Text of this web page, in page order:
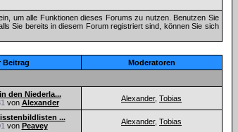
um alle Funktionen dieses Forums zu nutzen. Benutzen Sie
Sie bereits in diesem Forum registriert sind, können Sie sich
Beitrag Moderatoren
den Niederla...
von Alexander Alexander, Tobias
...
von Peavey Alexander, Tobias